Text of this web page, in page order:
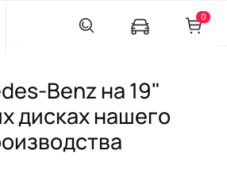
0
Benz на 19"
дисках нашего